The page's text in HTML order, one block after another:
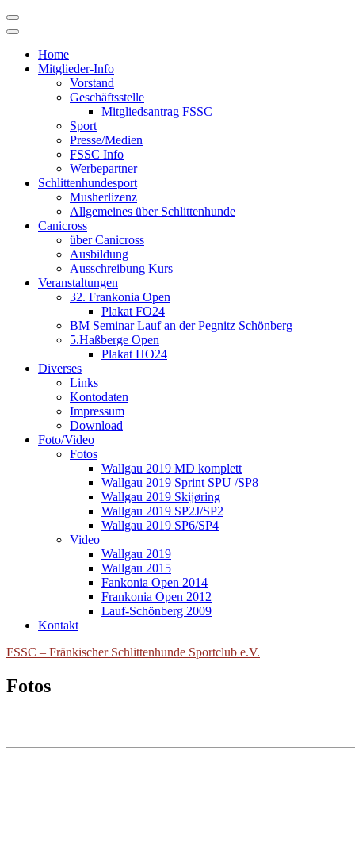
Skip
to
Home
Mitglieder-Info
Vorstand
Geschäftsstelle
Mitgliedsantrag FSSC
Sport
Presse/Medien
FSSC Info
Werbepartner
Schlittenhundesport
Musherlizenz
Allgemeines über Schlittenhunde
Canicross
über Canicross
Ausbildung
Ausschreibung Kurs
Veranstaltungen
32. Frankonia Open
Plakat FO24
BM Seminar Lauf an der Pegnitz Schönberg
5.Haßberge Open
Plakat HO24
Diverses
Links
Kontodaten
Impressum
Download
Foto/Video
Fotos
Wallgau 2019 MD komplett
Wallgau 2019 Sprint SPU /SP8
Wallgau 2019 Skijøring
Wallgau 2019 SP2J/SP2
Wallgau 2019 SP6/SP4
Video
Wallgau 2019
Wallgau 2015
Fankonia Open 2014
Frankonia Open 2012
Lauf-Schönberg 2009
Kontakt
FSSC – Fränkischer Schlittenhunde Sportclub e.V.
Fotos